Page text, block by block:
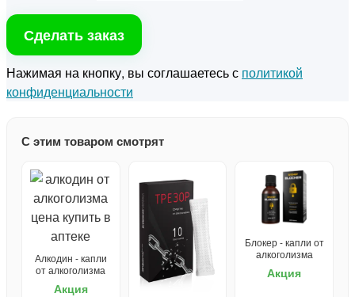
Сделать заказ
Нажимая на кнопку, вы соглашаетесь с политикой
конфиденциальности
С этим товаром смотрят
Алкодин - капли
от алкоголизма
Акция
Блокер - капли от
алкоголизма
Акция